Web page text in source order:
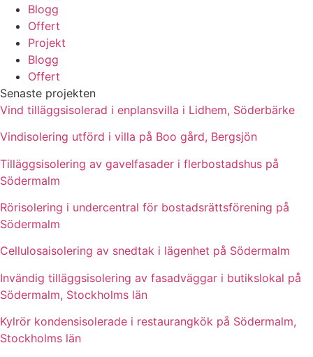
Blogg
Offert
Projekt
Blogg
Offert
Senaste projekten
Vind tilläggsisolerad i enplansvilla i Lidhem, Söderbärke
Vindisolering utförd i villa på Boo gård, Bergsjön
Tilläggsisolering av gavelfasader i flerbostadshus på
Södermalm
Rörisolering i undercentral för bostadsrättsförening på
Södermalm
Cellulosaisolering av snedtak i lägenhet på Södermalm
Invändig tilläggsisolering av fasadväggar i butikslokal på
Södermalm, Stockholms län
Kylrör kondensisolerade i restaurangkök på Södermalm,
Stockholms län